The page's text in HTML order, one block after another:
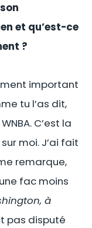
et qu’est-ce
?
important
tu l’as dit,
C’est la
moi. J’ai fait
remarque,
fac moins
à
pas disputé